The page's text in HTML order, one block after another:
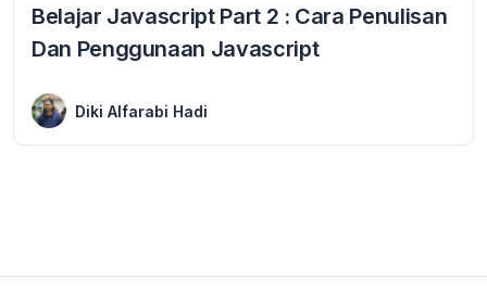
Belajar Javascript Part 2 : Cara Penulisan
Dan Penggunaan Javascript
Diki Alfarabi Hadi